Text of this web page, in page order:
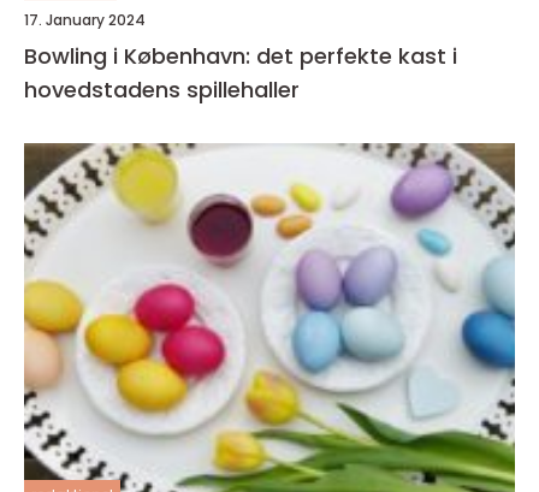
17. January 2024
Bowling i København: det perfekte kast i
hovedstadens spillehaller